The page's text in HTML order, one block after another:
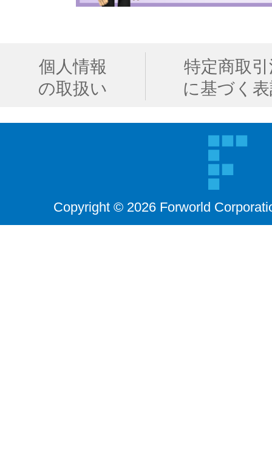
個人情報
の取扱い
特定商取
に基づく
Copyright © 2026 Forworld